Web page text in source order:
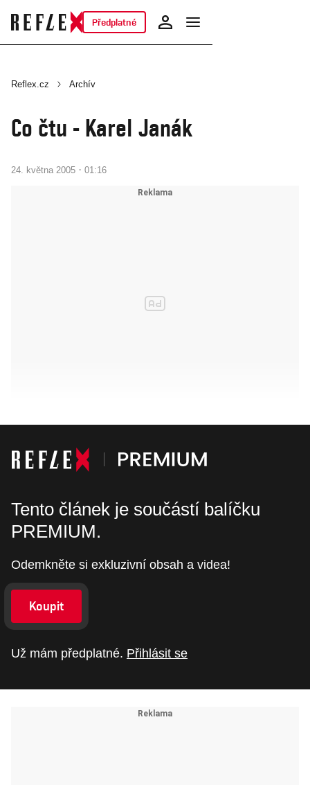
Předplatné
Reflex.cz Archív
Co čtu - Karel Janák
24. května 2005 · 01:16
Tento článek je součástí balíčku
PREMIUM.
Odemkněte si exkluzivní obsah a videa!
Koupit
Už mám předplatné. Přihlásit se